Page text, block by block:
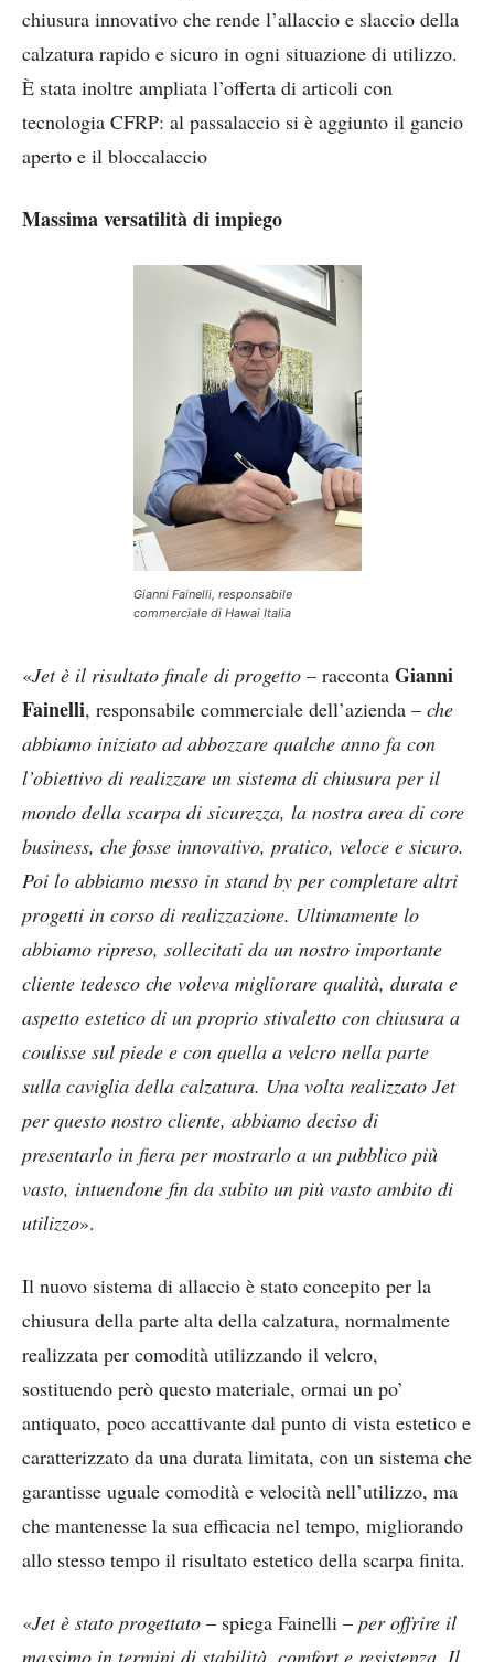
chiusura innovativo che rende l’allaccio e slaccio della
calzatura rapido e sicuro in ogni situazione di utilizzo.
È stata inoltre ampliata l’offerta di articoli con
tecnologia CFRP: al passalaccio si è aggiunto il gancio
aperto e il bloccalaccio
Massima versatilità di impiego
Gianni Fainelli, responsabile
commerciale di Hawai Italia
«Jet è il risultato finale di progetto – racconta Gianni
Fainelli, responsabile commerciale dell’azienda – che
abbiamo iniziato ad abbozzare qualche anno fa con
l’obiettivo di realizzare un sistema di chiusura per il
mondo della scarpa di sicurezza, la nostra area di core
business, che fosse innovativo, pratico, veloce e sicuro.
Poi lo abbiamo messo in stand by per completare altri
progetti in corso di realizzazione. Ultimamente lo
abbiamo ripreso, sollecitati da un nostro importante
cliente tedesco che voleva migliorare qualità, durata e
aspetto estetico di un proprio stivaletto con chiusura a
coulisse sul piede e con quella a velcro nella parte
sulla caviglia della calzatura. Una volta realizzato Jet
per questo nostro cliente, abbiamo deciso di
presentarlo in fiera per mostrarlo a un pubblico più
vasto, intuendone fin da subito un più vasto ambito di
utilizzo».
Il nuovo sistema di allaccio è stato concepito per la
chiusura della parte alta della calzatura, normalmente
realizzata per comodità utilizzando il velcro,
sostituendo però questo materiale, ormai un po’
antiquato, poco accattivante dal punto di vista estetico e
caratterizzato da una durata limitata, con un sistema che
garantisse uguale comodità e velocità nell’utilizzo, ma
che mantenesse la sua efficacia nel tempo, migliorando
allo stesso tempo il risultato estetico della scarpa finita.
«Jet è stato progettato – spiega Fainelli – per offrire il
massimo in termini di stabilità, comfort e resistenza. Il